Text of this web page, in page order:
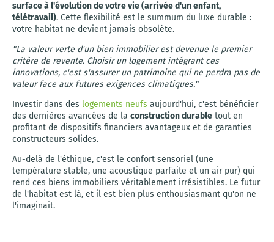
surface à l'évolution de votre vie (arrivée d'un enfant,
télétravail). Cette flexibilité est le summum du luxe durable :
votre habitat ne devient jamais obsolète.
"La valeur verte d'un bien immobilier est devenue le premier
critère de revente. Choisir un logement intégrant ces
innovations, c'est s'assurer un patrimoine qui ne perdra pas de
valeur face aux futures exigences climatiques."
Investir dans des logements neufs aujourd'hui, c'est bénéficier
des dernières avancées de la construction durable tout en
profitant de dispositifs financiers avantageux et de garanties
constructeurs solides.
Au-delà de l'éthique, c'est le confort sensoriel (une
température stable, une acoustique parfaite et un air pur) qui
rend ces biens immobiliers véritablement irrésistibles. Le futur
de l'habitat est là, et il est bien plus enthousiasmant qu'on ne
l'imaginait.